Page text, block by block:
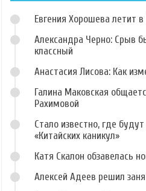
Евгения Хорошева летит
Александра Черно: Срыв
классный
Анастасия Лисова: Как
Галина Маковская
Рахимовой
Стало известно, где
«Китайских каникул»
Катя Скалон обзавелась
Алексей Адеев решил